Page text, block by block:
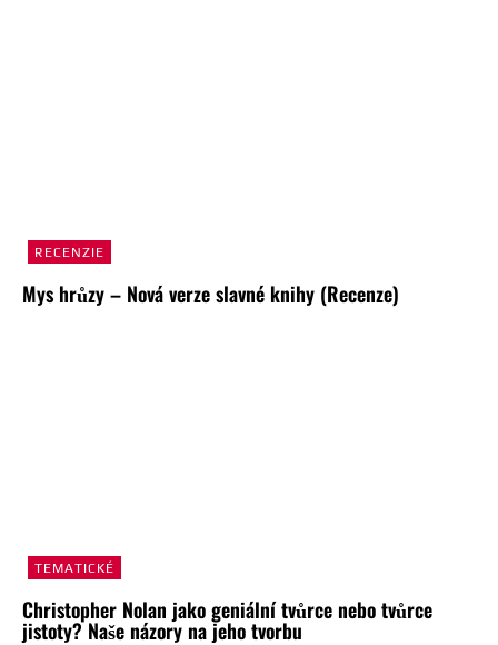
RECENZIE
Mys hrůzy – Nová verze slavné knihy (Recenze)
TEMATICKÉ
Christopher Nolan jako geniální tvůrce nebo tvůrce
jistoty? Naše názory na jeho tvorbu